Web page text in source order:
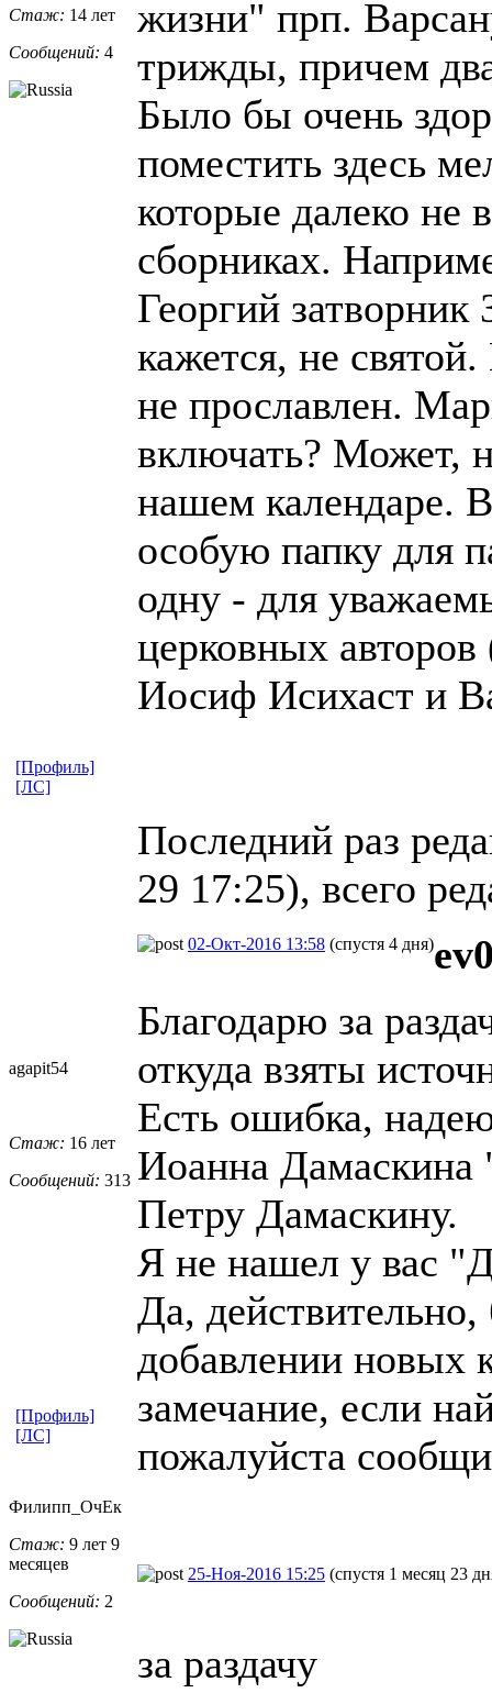
Стаж: 14 лет
Сообщений: 4
жизни" прп.
трижды, причем
Было бы очень
поместить здесь
которые далеко не
сборниках.
Георгий
кажется, не
не прославлен.
включать? Может,
нашем календаре.
особую папку для
одну - для
церковных
Иосиф Исихаст и
Последний раз
29 17:25), всего
[Профиль]
[ЛС]
agapit54
Стаж: 16 лет
Сообщений: 313
02-Окт-2016 13:58 (спустя 4 дня)
Благодарю за
откуда взяты
Есть ошибка,
Иоанна Дамаскина
Петру Дамаскину.
Я не нашел у вас
Да,
добавлении новых
замечание, если
пожалуйста
[Профиль]
[ЛС]
Филипп_ОчЕк
Стаж: 9 лет 9
месяцев
Сообщений: 2
25-Ноя-2016 15:25 (спустя 1 месяц 23
за раздачу